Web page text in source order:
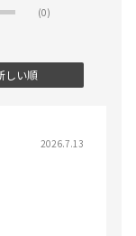
(0)
しい順
2026.7.13